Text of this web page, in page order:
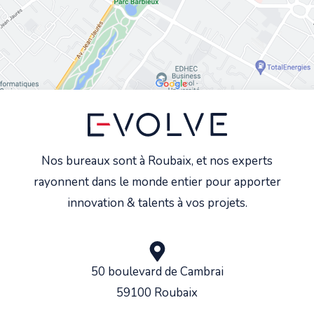
Nos bureaux sont à Roubaix, et nos experts
rayonnent dans le monde entier pour apporter
innovation & talents à vos projets.
50 boulevard de Cambrai
59100 Roubaix